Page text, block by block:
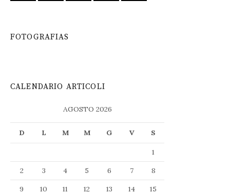
FOTOGRAFIAS
CALENDARIO ARTICOLI
AGOSTO 2026
D L M M G V S
1
2
3 4 5 6 7
8
9
10 11 12 13 14
15